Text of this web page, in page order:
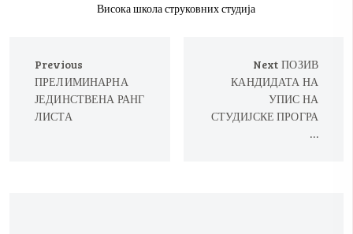
Висока школа струковних студија
Previous
ПРЕЛИМИНАРНА
ЈЕДИНСТВЕНА РАНГ
ЛИСТА
Next ПОЗИВ
КАНДИДАТА НА
УПИС НА
СТУДИЈСКЕ ПРОГРА
…